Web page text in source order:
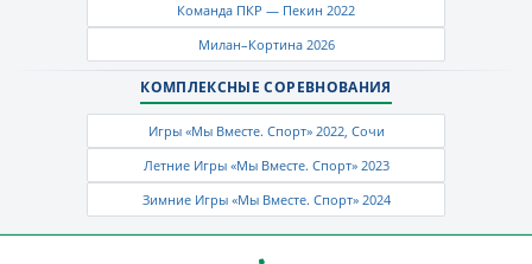
Команда ПКР — Пекин 2022
Милан–Кортина 2026
КОМПЛЕКСНЫЕ СОРЕВНОВАНИЯ
Игры «Мы Вместе. Спорт» 2022, Сочи
Летние Игры «Мы Вместе. Спорт» 2023
Зимние Игры «Мы Вместе. Спорт» 2024